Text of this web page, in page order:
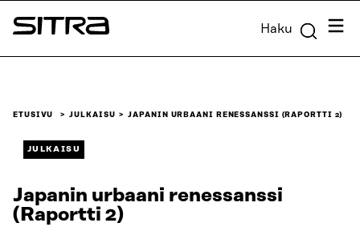
Siirry
suoraan
Sitra Haku
ETUSIVU JULKAISU JAPANIN URBAANI RENESSANSSI (RAPORTTI 2)
JULKAISU
Japanin urbaani renessanssi
(Raportti 2)